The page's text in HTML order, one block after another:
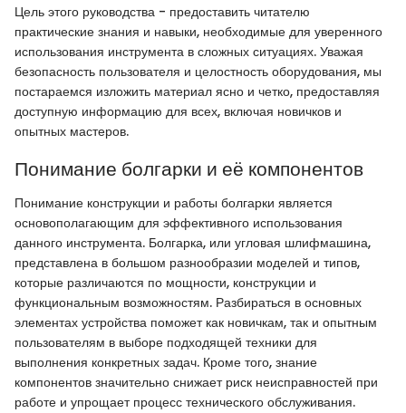
Цель этого руководства - предоставить читателю
практические знания и навыки, необходимые для уверенного
использования инструмента в сложных ситуациях. Уважая
безопасность пользователя и целостность оборудования, мы
постараемся изложить материал ясно и четко, предоставляя
доступную информацию для всех, включая новичков и
опытных мастеров.
Понимание болгарки и её компонентов
Понимание конструкции и работы болгарки является
основополагающим для эффективного использования
данного инструмента. Болгарка, или угловая шлифмашина,
представлена в большом разнообразии моделей и типов,
которые различаются по мощности, конструкции и
функциональным возможностям. Разбираться в основных
элементах устройства поможет как новичкам, так и опытным
пользователям в выборе подходящей техники для
выполнения конкретных задач. Кроме того, знание
компонентов значительно снижает риск неисправностей при
работе и упрощает процесс технического обслуживания.